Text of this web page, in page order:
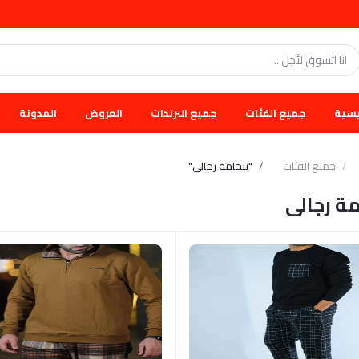
جميع الفئات جميع البرندات العروض المدونة
جميع الفئات "بيجامة رجالى"
رجالى